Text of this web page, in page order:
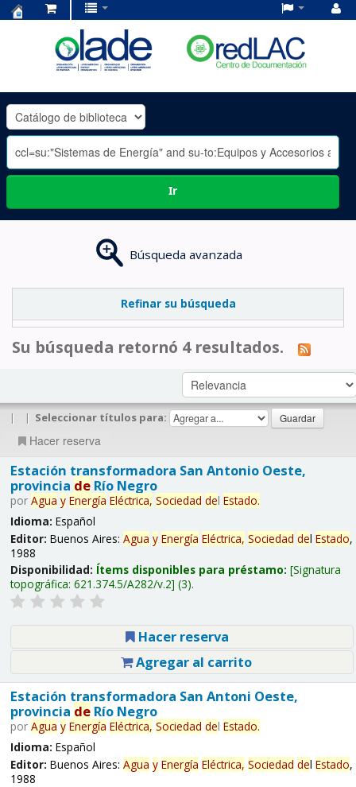
OLADE
-
Ir
Búsqueda avanzada
Refinar su búsqueda
Su búsqueda retornó 4 resultados.
| | Seleccionar títulos para:
Hacer reserva
Estación transformadora San Antonio Oeste,
provincia deRío Negro
por Agua y Energía Eléctrica, Sociedad del Estado.
Idioma: Español
Editor: Buenos Aires: Agua y Energía Eléctrica, Sociedad del Estado,
1988
Disponibilidad: Ítems disponibles para préstamo: Signatura
topográfica: 621.374.5/A282/v.2 (3).
Hacer reserva
Agregar al carrito
Estación transformadora San Antoni Oeste,
provincia deRío Negro
por Agua y Energía Eléctrica, Sociedad del Estado.
Idioma: Español
Editor: Buenos Aires: Agua y Energía Eléctrica, Sociedad del Estado,
1988